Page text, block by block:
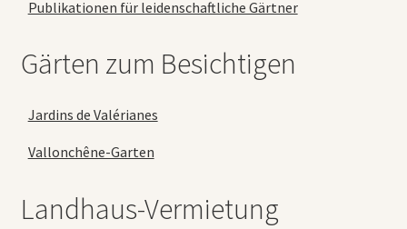
Publikationen für leidenschaftliche Gärtner
Gärten zum Besichtigen
Jardins de Valérianes
Vallonchêne-Garten
Landhaus-Vermietung